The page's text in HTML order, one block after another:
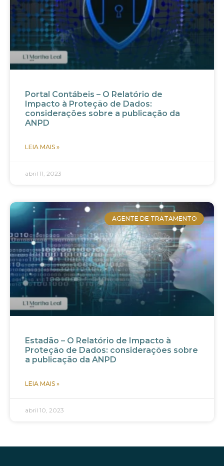
Portal Contábeis – O Relatório de
Impacto à Proteção de Dados:
considerações sobre a publicação da
ANPD
LEIA MAIS »
abril 11, 2023
AGENTE DE TRATAMENTO
Estadão – O Relatório de Impacto à
Proteção de Dados: considerações sobre
a publicação da ANPD
LEIA MAIS »
abril 10, 2023